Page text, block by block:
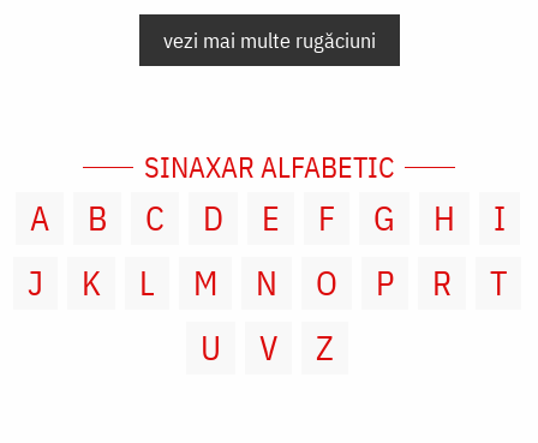
vezi mai multe rugăciuni
SINAXAR ALFABETIC
A B C D E F G H
I
J
K L M N O P R
T
U
V Z